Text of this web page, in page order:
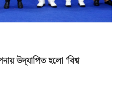
উদ্‌যাপিত হলো ‘বিশ্ব